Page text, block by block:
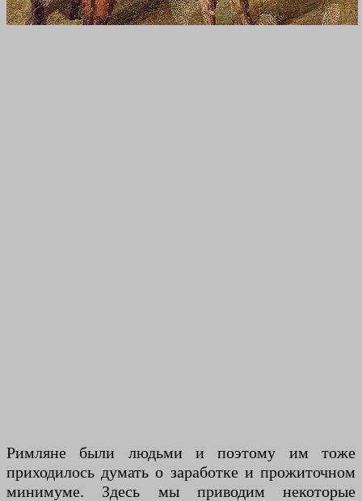
Римляне были людьми и поэтому им тоже
приходилось думать о заработке и прожиточном
минимуме. Здесь мы приводим некоторые